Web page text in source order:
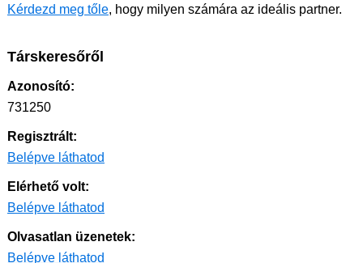
Kérdezd meg tőle, hogy milyen számára az ideális partner.
Társkeresőről
Azonosító:
731250
Regisztrált:
Belépve láthatod
Elérhető volt:
Belépve láthatod
Olvasatlan üzenetek:
Belépve láthatod